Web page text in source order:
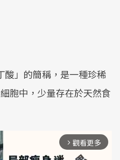
」的簡稱，是一種珍稀
胞中，少量存在於天然食
arrow_forward_ios 觀看更多